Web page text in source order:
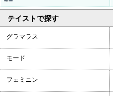
テイストで探す
グラマラス
モード
フェミニン